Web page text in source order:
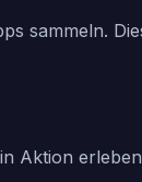
sammeln.
Aktion